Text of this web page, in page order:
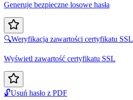
Generuje bezpieczne losowe hasła
🔍Weryfikacja zawartości certyfikatu SSL
Wyświetl zawartość certyfikatu SSL
🔓Usuń hasło z PDF